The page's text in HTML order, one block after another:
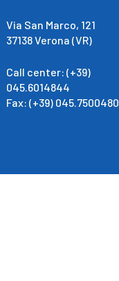
Via San Marco, 121
37138 Verona (VR)
Call center: (+39)
045.6014844
Fax: (+39) 045.7500480